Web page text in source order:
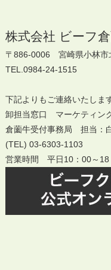
株式会社 ビーフ
〒886-0006 宮崎県小林市
TEL.0984-24-1515
下記よりもご連絡いたしま
卸担当窓口 マーケティン
倉薗牛受付事務局 担当：
(TEL) 03-6303-1103
営業時間 平日10：00～18